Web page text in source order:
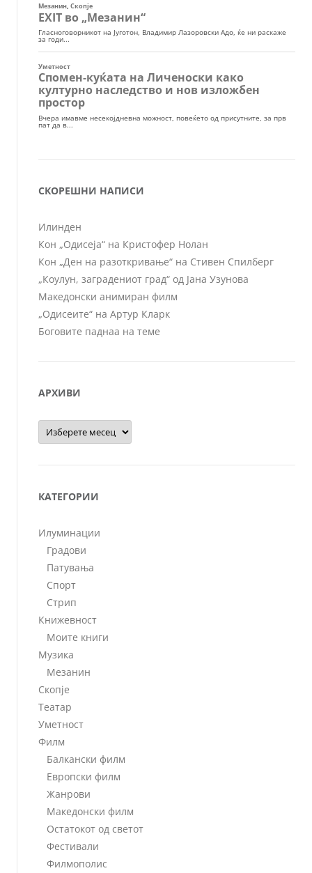
СКОРЕШНИ НАПИСИ
Илинден
Кон „Одисеја“ на Кристофер Нолан
Кон „Ден на разоткривање“ на Стивен Спилберг
„Коулун, заградениот град“ од Јана Узунова
Македонски анимиран филм
„Одисеите“ на Артур Кларк
Боговите паднаа на теме
АРХИВИ
Архиви
КАТЕГОРИИ
Илуминации
Градови
Патувања
Спорт
Стрип
Книжевност
Моите книги
Музика
Мезанин
Скопје
Театар
Уметност
Филм
Балкански филм
Европски филм
Жанрови
Македонски филм
Остатокот од светот
Фестивали
Филмополис